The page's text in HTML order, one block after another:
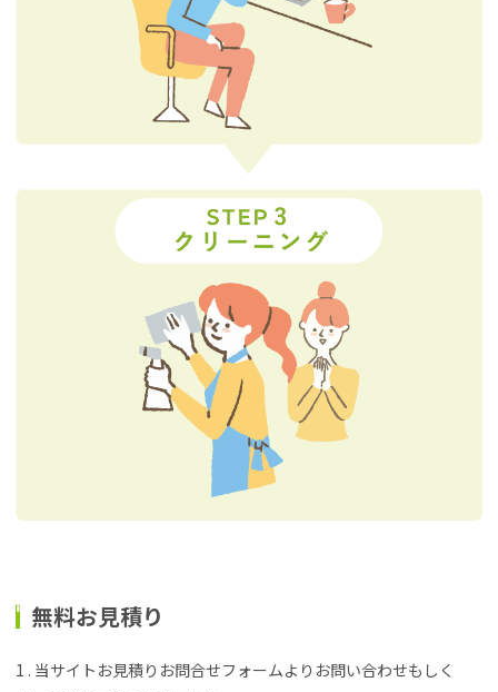
無料お見積り
1 . 当サイトお見積りお問合せフォームよりお問い合わせもしく